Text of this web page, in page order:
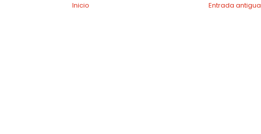
Entrada antigua
Inicio